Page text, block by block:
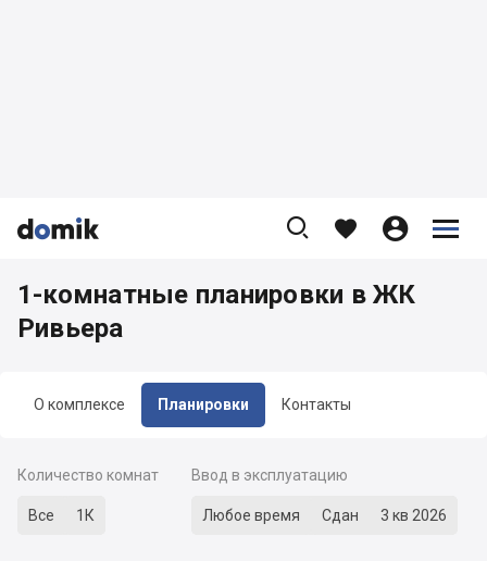


    


О комплексе Планировки Контакты
1-комнатные планировки в ЖК
Ривьера
Количество комнат
Все 1К
Ввод в эксплуатацию
Любое время Сдан 3 кв 2026